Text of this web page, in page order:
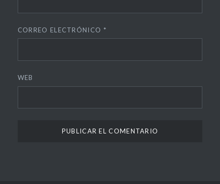
CORREO ELECTRÓNICO *
WEB